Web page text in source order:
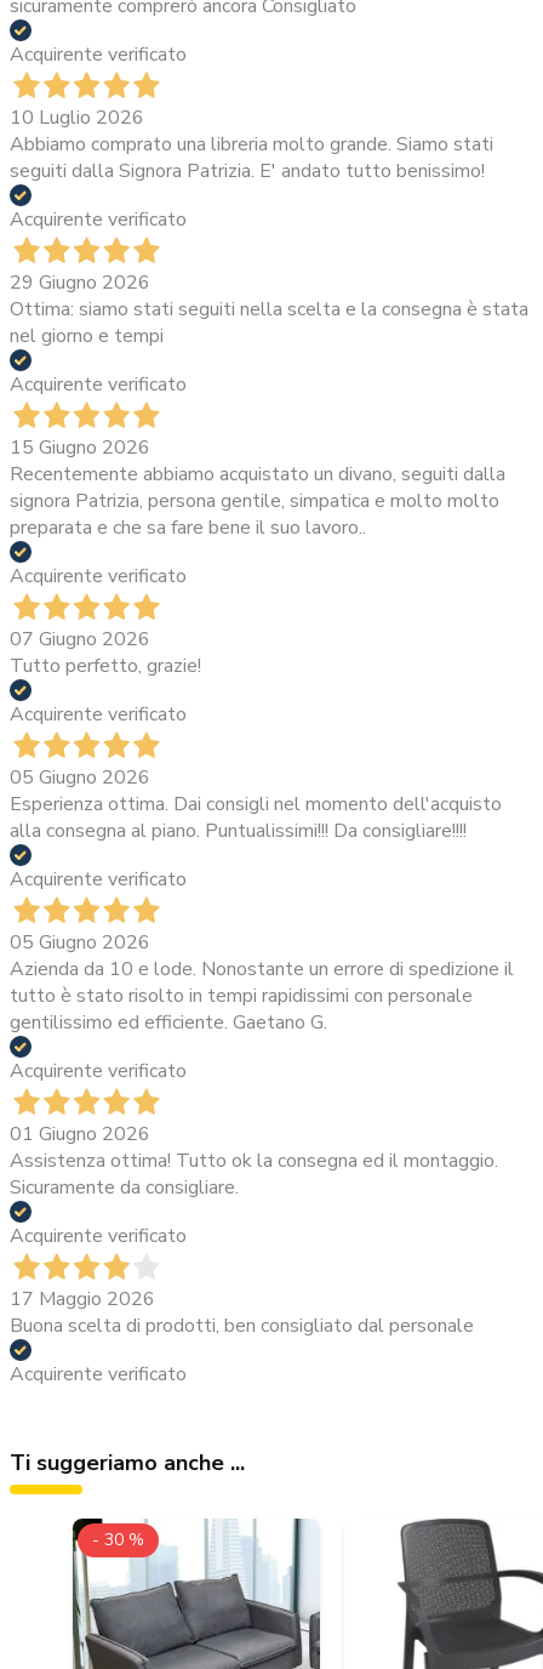
sicuramente comprerò ancora Consigliato
Acquirente verificato
10 Luglio 2026
Abbiamo comprato una libreria molto grande. Siamo stati
seguiti dalla Signora Patrizia. E' andato tutto benissimo!
Acquirente verificato
29 Giugno 2026
Ottima: siamo stati seguiti nella scelta e la consegna è stata
nel giorno e tempi
Acquirente verificato
15 Giugno 2026
Recentemente abbiamo acquistato un divano, seguiti dalla
signora Patrizia, persona gentile, simpatica e molto molto
preparata e che sa fare bene il suo lavoro..
Acquirente verificato
07 Giugno 2026
Tutto perfetto, grazie!
Acquirente verificato
05 Giugno 2026
Esperienza ottima. Dai consigli nel momento dell'acquisto
alla consegna al piano. Puntualissimi!!! Da consigliare!!!!
Acquirente verificato
05 Giugno 2026
Azienda da 10 e lode. Nonostante un errore di spedizione il
tutto è stato risolto in tempi rapidissimi con personale
gentilissimo ed efficiente. Gaetano G.
Acquirente verificato
01 Giugno 2026
Assistenza ottima! Tutto ok la consegna ed il montaggio.
Sicuramente da consigliare.
Acquirente verificato
17 Maggio 2026
Buona scelta di prodotti, ben consigliato dal personale
Acquirente verificato
Ti suggeriamo anche ...
- 30 %